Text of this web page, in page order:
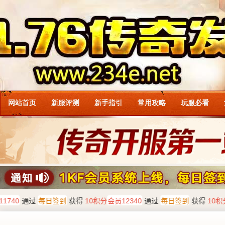
网站首页 新服评测 新手指引 常用攻略 玩服必看